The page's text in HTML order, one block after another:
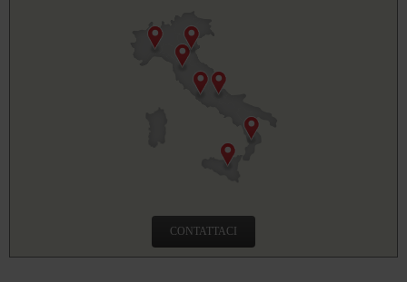
CONTATTACI